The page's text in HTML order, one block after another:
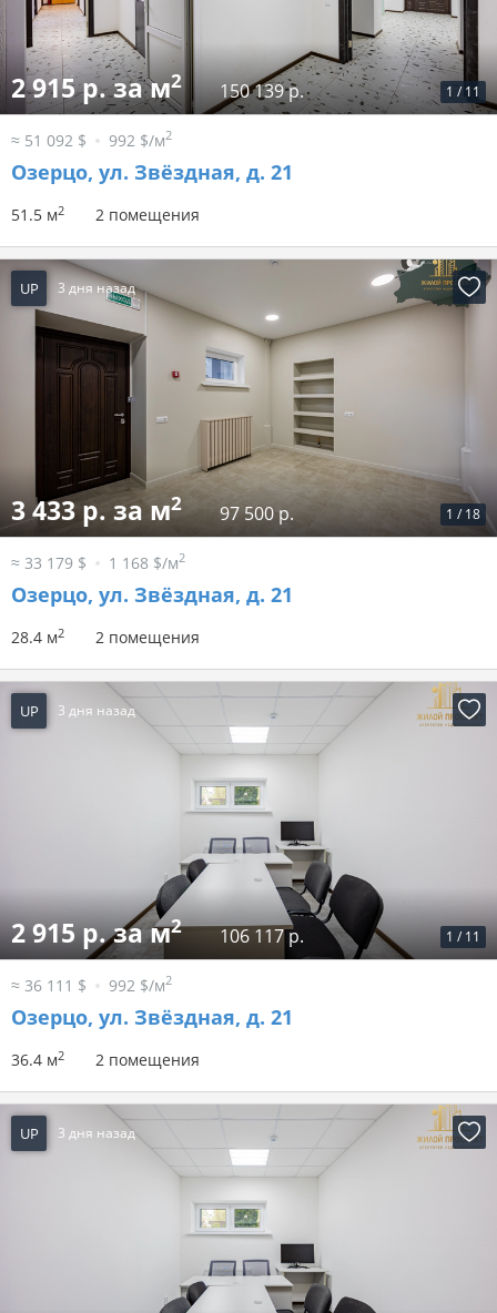
1 / 11
2 915 р. за м2 150 139 р.
≈ 51 092 $ 992 $/м2
Озерцо, ул. Звёздная, д. 21
51.5 м2 2 помещения
UP 3 дня назад
1 / 18
3 433 р. за м2 97 500 р.
≈ 33 179 $ 1 168 $/м2
Озерцо, ул. Звёздная, д. 21
28.4 м2 2 помещения
UP 3 дня назад
1 / 11
2 915 р. за м2 106 117 р.
≈ 36 111 $ 992 $/м2
Озерцо, ул. Звёздная, д. 21
36.4 м2 2 помещения
UP 3 дня назад